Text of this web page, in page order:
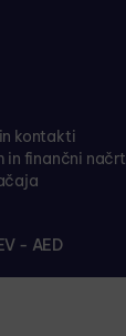
kontakti
in finančni načrt
- AED